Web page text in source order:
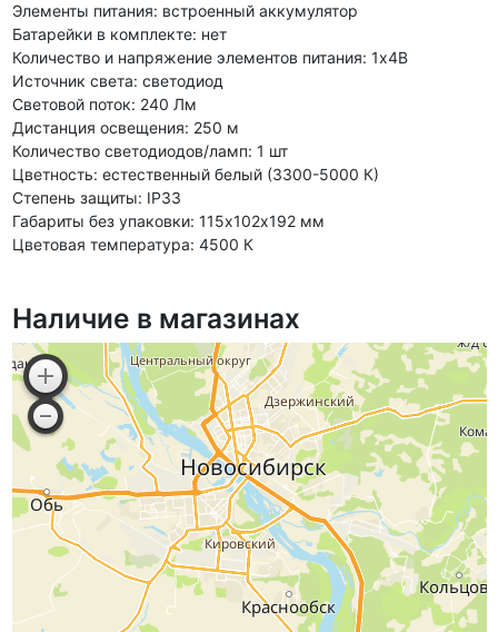
Элементы питания: встроенный аккумулятор
Батарейки в комплекте: нет
Количество и напряжение элементов питания: 1х4В
Источник света: светодиод
Световой поток: 240 Лм
Дистанция освещения: 250 м
Количество светодиодов/ламп: 1 шт
Цветность: естественный белый (3300-5000 К)
Степень защиты: IP33
Габариты без упаковки: 115х102х192 мм
Цветовая температура: 4500 К
Наличие в магазинах